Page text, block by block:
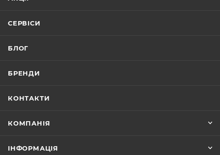
СЕРВІСИ
БЛОГ
БРЕНДИ
КОНТАКТИ
КОМПАНІЯ
ІНФОРМАЦІЯ